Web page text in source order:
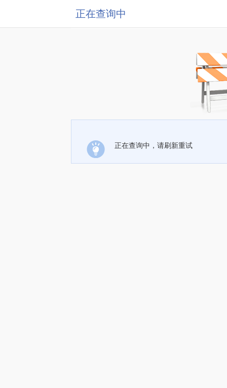
正在查询中
正在查询中，请刷新重试